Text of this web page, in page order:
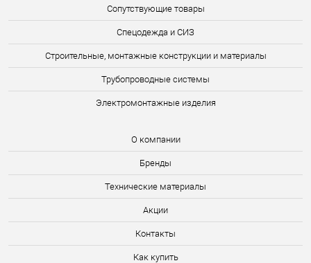
Сопутствующие товары
Спецодежда и СИЗ
Строительные, монтажные конструкции и материалы
Трубопроводные системы
Электромонтажные изделия
О компании
Бренды
Технические материалы
Акции
Контакты
Как купить